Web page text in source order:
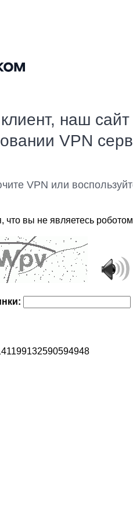
наш сайт
VPN
VPN или
что вы не являетесь роботом